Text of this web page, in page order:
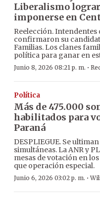
Liberalismo
imponerse en
Reelección. Intendentes
confirmaron su
Familias. Los clanes
política para ganar en
Junio 8, 2026 08:21 p. m. ·
Política
Más de 475.000
habilitados para
Paraná
DESPLIEGUE. Se
simultáneas. La ANR y
mesas de votación en
que operación especial.
Junio 6, 2026 03:02 p. m. ·